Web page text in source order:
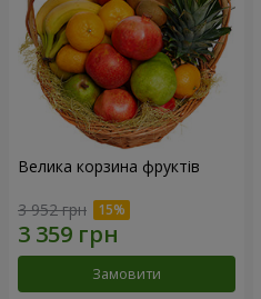
Велика корзина фруктів
3 952 грн
Замовити